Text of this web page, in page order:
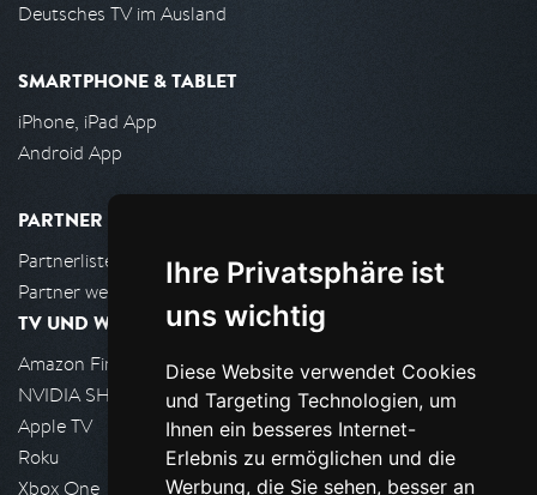
Ihre Privatsphäre ist
uns wichtig
Diese Website verwendet Cookies
und Targeting Technologien, um
Ihnen ein besseres Internet-
Erlebnis zu ermöglichen und die
Werbung, die Sie sehen, besser an
Deutsches TV im Ausland
SMARTPHONE & TABLET
iPhone, iPad App
Android App
PARTNER
Partnerliste
Partner werden
TV UND WOHNZIMMER
Amazon FireTV
NVIDIA SHIELD, Google TV
Apple TV
Roku
Xbox One